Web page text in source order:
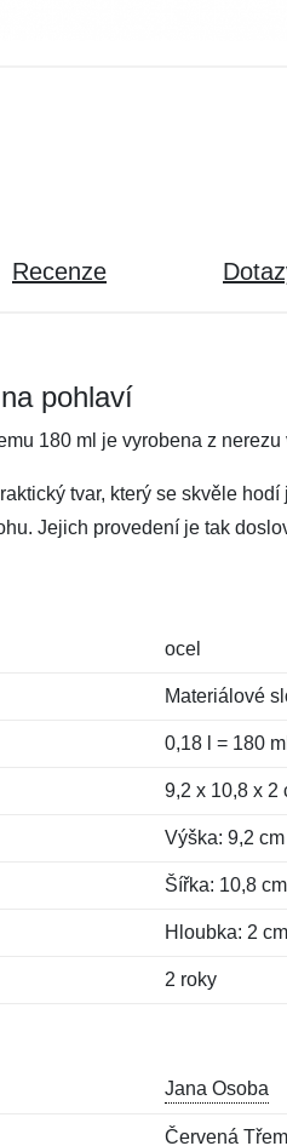
Recenze
pohlaví
180 ml je vyrobena z
tvar, který se skvěle
Jejich provedení je tak
ocel
Materiálové
0,18 l = 180 ml
9,2 x 10,8 x 2
Výška: 9,2 cm
Šířka: 10,8 cm
Hloubka: 2 cm
2 roky
Jana Osoba
Červená